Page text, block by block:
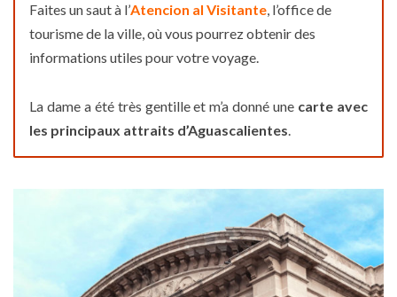
Faites un saut à l’Atencion al Visitante, l’office de
tourisme de la ville, où vous pourrez obtenir des
informations utiles pour votre voyage.
La dame a été très gentille et m’a donné une carte avec
les principaux attraits d’Aguascalientes